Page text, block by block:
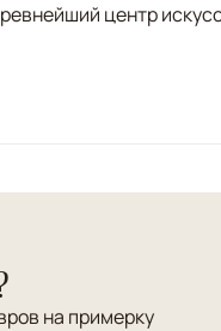
центр
категории.
на примерку